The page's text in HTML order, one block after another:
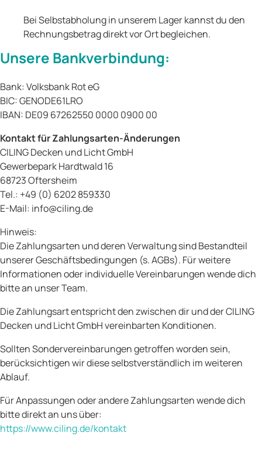
Bei Selbstabholung in unserem Lager kannst du den
Rechnungsbetrag direkt vor Ort begleichen.
Unsere Bankverbindung:
Bank: Volksbank Rot eG
BIC: GENODE61LRO
IBAN: DE09 67262550 0000 0900 00
Kontakt für Zahlungsarten-Änderungen
CILING Decken und Licht GmbH
Gewerbepark Hardtwald 16
68723 Oftersheim
Tel.: +49 (0) 6202 859330
E-Mail: info@ciling.de
Hinweis:
Die Zahlungsarten und deren Verwaltung sind Bestandteil
unserer Geschäftsbedingungen (s. AGBs). Für weitere
Informationen oder individuelle Vereinbarungen wende dich
bitte an unser Team.
Die Zahlungsart entspricht den zwischen dir und der CILING
Decken und Licht GmbH vereinbarten Konditionen.
Sollten Sondervereinbarungen getroffen worden sein,
berücksichtigen wir diese selbstverständlich im weiteren
Ablauf.
Für Anpassungen oder andere Zahlungsarten wende dich
bitte direkt an uns über:
https://www.ciling.de/kontakt